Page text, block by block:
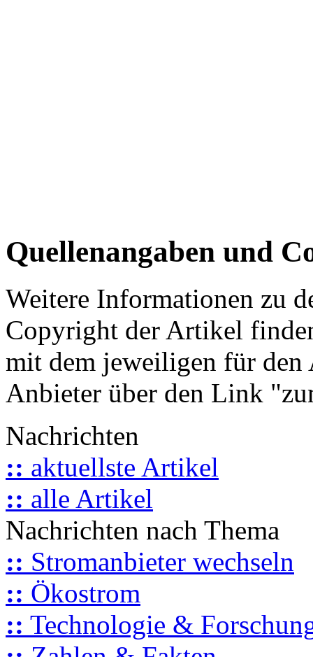
Quellenangaben und
Weitere Informationen zu
Copyright der Artikel
mit dem jeweiligen für
Anbieter über den Link
Nachrichten
:: aktuellste Artikel
:: alle Artikel
Nachrichten nach Thema
:: Stromanbieter wechseln
:: Ökostrom
:: Technologie &